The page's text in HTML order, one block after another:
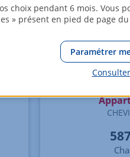
choix pendant 6 mois. Vous
» présent en pied de page
Paramétrer